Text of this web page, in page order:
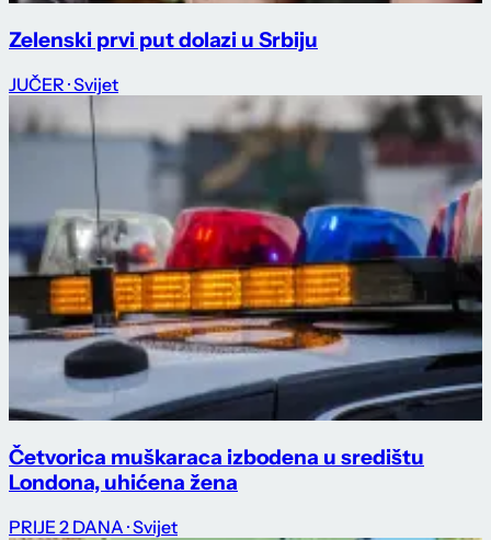
Zelenski prvi put dolazi u Srbiju
JUČER · Svijet
Četvorica muškaraca izbodena u središtu
Londona, uhićena žena
PRIJE 2 DANA · Svijet